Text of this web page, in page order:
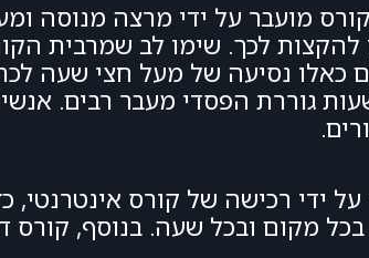
מועבר על ידי מרצה מנוסה
לכך. שימו לב שמרבית
כאלו נסיעה של מעל חצי שעה
גוררת הפסדי מעבר רבים.
ידי רכישה של קורס
מקום ובכל שעה. בנוסף, קורס